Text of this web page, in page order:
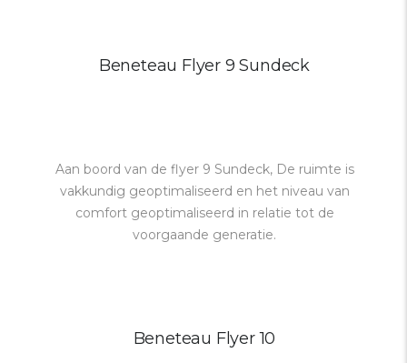
Beneteau Flyer 9 Sundeck
Aan boord van de flyer 9 Sundeck, De ruimte is
vakkundig geoptimaliseerd en het niveau van
comfort geoptimaliseerd in relatie tot de
voorgaande generatie.
Beneteau Flyer 10